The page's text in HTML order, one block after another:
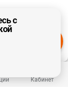
Кабинет
с